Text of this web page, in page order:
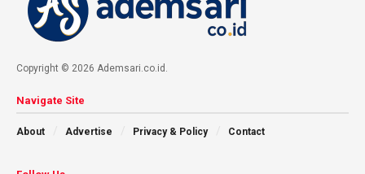
Copyright © 2026 Ademsari.co.id.
Navigate Site
About Advertise Privacy & Policy Contact